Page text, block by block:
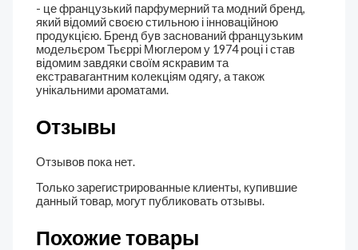
- це французький парфумерний та модний бренд,
який відомий своєю стильною і інноваційною
продукцією. Бренд був заснований французьким
модельєром Тьєррі Мюглером у 1974 році і став
відомим завдяки своїм яскравим та
екстравагантним колекціям одягу, а також
унікальними ароматами.
Отзывы
Отзывов пока нет.
Только зарегистрированные клиенты, купившие
данный товар, могут публиковать отзывы.
Похожие товары